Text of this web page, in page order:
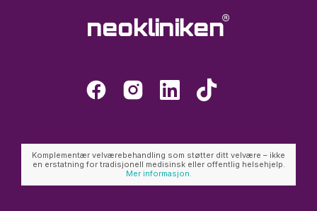
Komplementær velværebehandling som støtter ditt velvære – ikke
en erstatning for tradisjonell medisinsk eller offentlig helsehjelp.
Mer informasjon.